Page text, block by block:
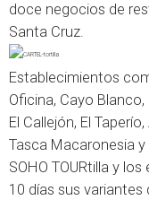
doce negocios de
Santa Cruz.
Establecimientos
Oficina, Cayo
El Callejón, El
Tasca Macaronesia
SOHO TOURtilla y
10 días sus